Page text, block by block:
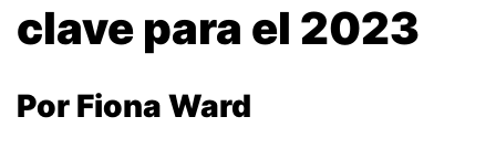
clave para el 2023
Por Fiona Ward